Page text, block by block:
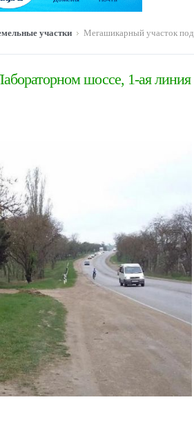
участки
Мегашикарный участок под
шоссе, 1-ая линия